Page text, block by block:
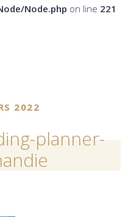
Node.php on line 221
2022
planner-